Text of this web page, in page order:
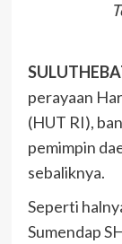
perayaan
(HUT RI),
pemimpin
sebaliknya.
Seperti
Sumendap